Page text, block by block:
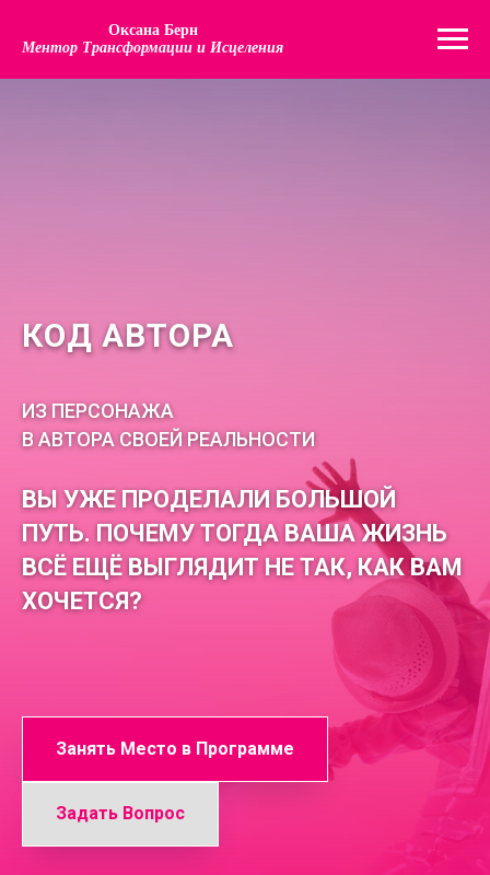
Оксана Берн
Ментор Трансформации и Исцеления
КОД АВТОРА
ИЗ ПЕРСОНАЖА
В АВТОРА СВОЕЙ РЕАЛЬНОСТИ
ВЫ УЖЕ ПРОДЕЛАЛИ БОЛЬШОЙ
ПУТЬ. ПОЧЕМУ ТОГДА ВАША ЖИЗНЬ
ВСЁ ЕЩЁ ВЫГЛЯДИТ НЕ ТАК, КАК ВАМ
ХОЧЕТСЯ?
Занять Место в Программе
Задать Вопрос